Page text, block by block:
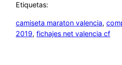
Etiquetas:
camiseta maraton valencia,
2019, fichajes net valencia cf